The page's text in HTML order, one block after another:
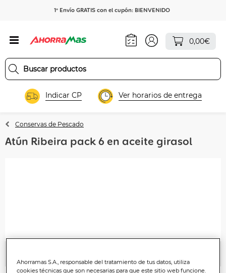
1º Envío GRATIS con el cupón: BIENVENIDO
0,00€
Indicar CP Ver horarios de entrega
Conservas de Pescado
Atún Ribeira pack 6 en aceite girasol
Anterior
Ahorramas S.A., responsable del tratamiento de tus datos, utiliza
cookies técnicas que son necesarias para que este sitio web funcione.